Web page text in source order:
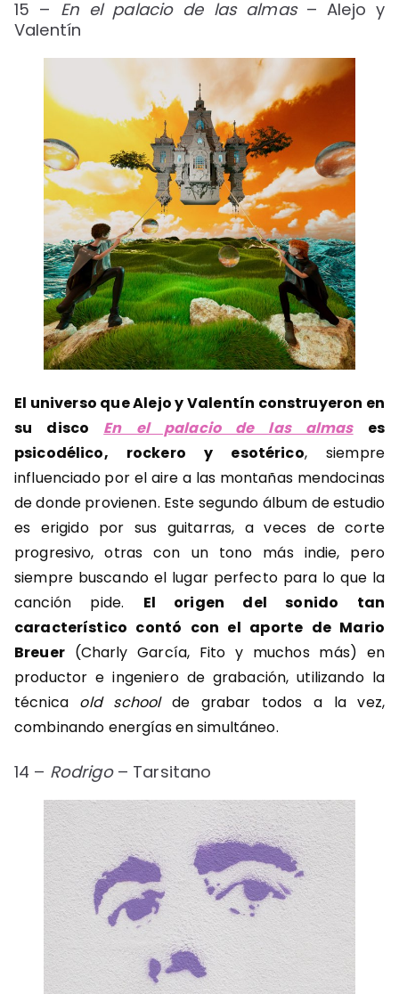
15 – En el palacio de las almas– Alejo y
Valentín
El universo que Alejo y Valentín construyeron en
su disco En el palacio de las almases
psicodélico, rockero y esotérico, siempre
influenciado por el aire a las montañas mendocinas
de donde provienen. Este segundo álbum de estudio
es erigido por sus guitarras, a veces de corte
progresivo, otras con un tono más indie, pero
siempre buscando el lugar perfecto para lo que la
canción pide. El origen del sonido tan
característico contó con el aporte de Mario
Breuer(Charly García, Fito y muchos más) en
productor e ingeniero de grabación, utilizando la
técnica old school de grabar todos a la vez,
combinando energías en simultáneo.
14 – Rodrigo – Tarsitano